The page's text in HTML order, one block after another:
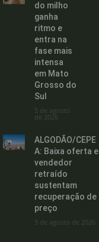
do milho
ganha
ritmo e
entra na
fase mais
intensa
em Mato
Grosso do
Sul
5 de agosto
de 2026
ALGODÃO/CEPE
A: Baixa oferta e
vendedor
retraído
sustentam
recuperação de
preço
5 de agosto de 2026